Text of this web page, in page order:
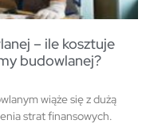
– ile kosztuje
budowlanej?
wiąże się z dużą
strat finansowych.